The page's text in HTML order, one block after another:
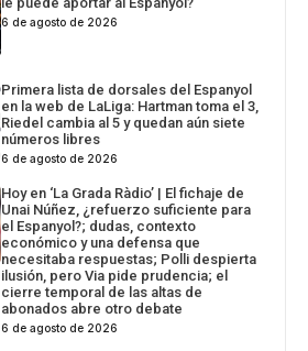
6 de agosto de 2026
Primera lista de dorsales del Espanyol
en la web de LaLiga: Hartman toma el 3,
Riedel cambia al 5 y quedan aún siete
números libres
6 de agosto de 2026
Hoy en ‘La Grada Ràdio’ | El fichaje de
Unai Núñez, ¿refuerzo suficiente para
el Espanyol?; dudas, contexto
económico y una defensa que
necesitaba respuestas; Polli despierta
ilusión, pero Via pide prudencia; el
cierre temporal de las altas de
abonados abre otro debate
6 de agosto de 2026